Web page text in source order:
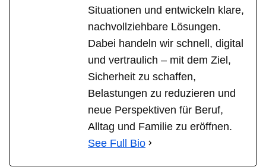
Situationen und entwickeln klare,
nachvollziehbare Lösungen.
Dabei handeln wir schnell, digital
und vertraulich – mit dem Ziel,
Sicherheit zu schaffen,
Belastungen zu reduzieren und
neue Perspektiven für Beruf,
Alltag und Familie zu eröffnen.
See Full Bio